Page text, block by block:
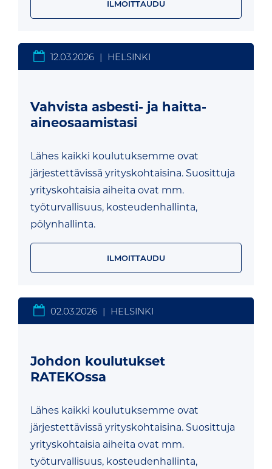
ILMOITTAUDU
12.03.2026 | HELSINKI
Vahvista asbesti- ja haitta-
aineosaamistasi
Lähes kaikki koulutuksemme ovat
järjestettävissä yrityskohtaisina. Suosittuja
yrityskohtaisia aiheita ovat mm.
työturvallisuus, kosteudenhallinta,
pölynhallinta.
ILMOITTAUDU
02.03.2026 | HELSINKI
Johdon koulutukset
RATEKOssa
Lähes kaikki koulutuksemme ovat
järjestettävissä yrityskohtaisina. Suosittuja
yrityskohtaisia aiheita ovat mm.
työturvallisuus, kosteudenhallinta,